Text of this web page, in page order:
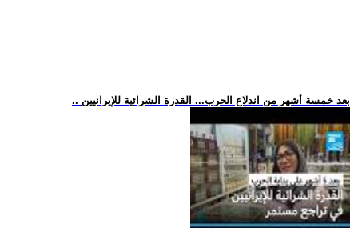
.. بعد خمسة أشهر من اندلاع الحرب... القدرة الشرائية للإيرانيين